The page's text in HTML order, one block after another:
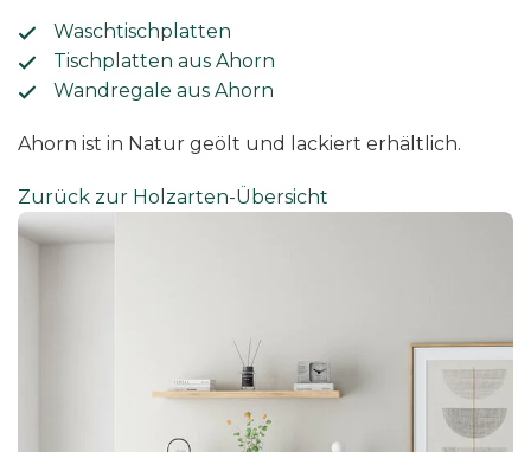
Waschtischplatten
Tischplatten aus Ahorn
Wandregale aus Ahorn
Ahorn ist in Natur geölt und lackiert erhältlich.
Zurück zur Holzarten-Übersicht